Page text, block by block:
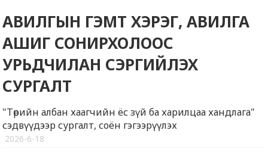
АВИЛГЫН ГЭМТ ХЭРЭГ, АВИЛГА
АШИГ СОНИРХОЛООС
УРЬДЧИЛАН СЭРГИЙЛЭХ
СУРГАЛТ
"Төрийн албан хаагчийн ёс зүй ба харилцаа хандлага"
сэдвүүдээр сургалт, соён гэгээрүүлэх
2026-6-18